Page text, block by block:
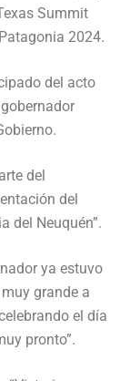
Summit
2024.
del acto
del
del
del Neuquén”.
ya estuvo
grande a
el día
pronto”.